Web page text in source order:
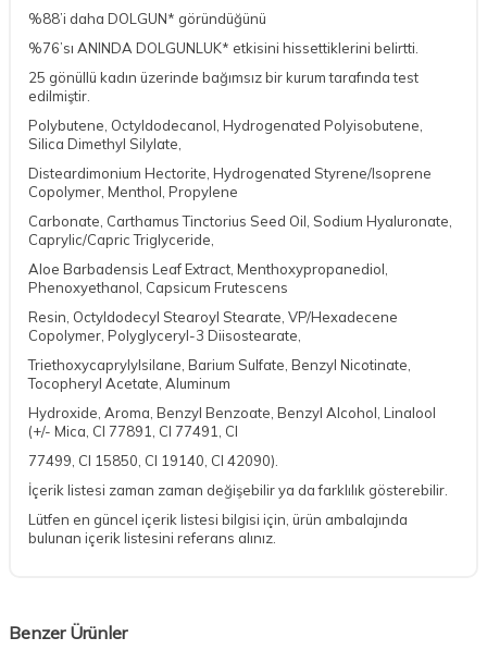
%88’i daha DOLGUN* göründüğünü
%76’sı ANINDA DOLGUNLUK* etkisini hissettiklerini belirtti.
25 gönüllü kadın üzerinde bağımsız bir kurum tarafında test
edilmiştir.
Polybutene, Octyldodecanol, Hydrogenated Polyisobutene,
Silica Dimethyl Silylate,
Disteardimonium Hectorite, Hydrogenated Styrene/Isoprene
Copolymer, Menthol, Propylene
Carbonate, Carthamus Tinctorius Seed Oil, Sodium Hyaluronate,
Caprylic/Capric Triglyceride,
Aloe Barbadensis Leaf Extract, Menthoxypropanediol,
Phenoxyethanol, Capsicum Frutescens
Resin, Octyldodecyl Stearoyl Stearate, VP/Hexadecene
Copolymer, Polyglyceryl-3 Diisostearate,
Triethoxycaprylylsilane, Barium Sulfate, Benzyl Nicotinate,
Tocopheryl Acetate, Aluminum
Hydroxide, Aroma, Benzyl Benzoate, Benzyl Alcohol, Linalool
(+/- Mica, CI 77891, CI 77491, CI
77499, CI 15850, CI 19140, CI 42090).
İçerik listesi zaman zaman değişebilir ya da farklılık gösterebilir.
Lütfen en güncel içerik listesi bilgisi için, ürün ambalajında
bulunan içerik listesini referans alınız.
Benzer Ürünler